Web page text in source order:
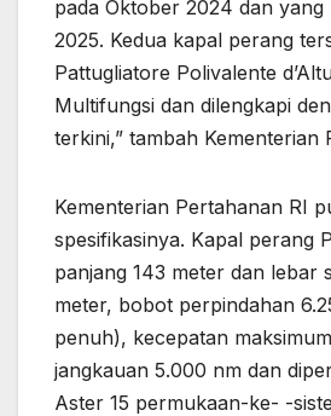
pada Oktober 2024 dan
2025. Kedua kapal perang
Pattugliatore Polivalente
Multifungsi dan dilengkapi
terkini,” tambah Kementerian
Kementerian Pertahanan RI
spesifikasinya. Kapal perang
panjang 143 meter dan lebar
meter, bobot perpindahan
penuh), kecepatan
jangkauan 5.000 nm dan
Aster 15 permukaan-ke- -